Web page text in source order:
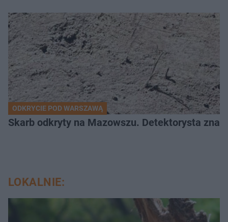
ODKRYCIE POD WARSZAWĄ
Skarb odkryty na Mazowszu. Detektorysta
LOKALNIE: